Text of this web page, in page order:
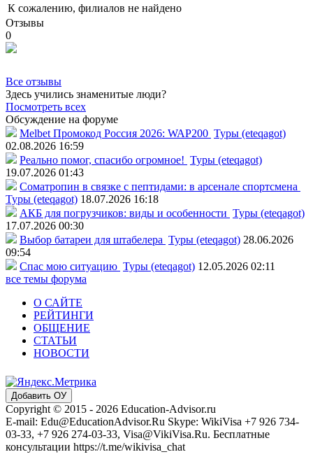
К сожалению, филиалов не найдено
Отзывы
0
Все отзывы
Здесь учились знаменитые люди?
Посмотреть всех
Обсуждение на форуме
Melbet Промокод Россия 2026: WAP200 Туры (eteqagot)
02.08.2026 16:59
Реально помог, спасибо огромное! Туры (eteqagot)
19.07.2026 01:43
Соматропин в связке с пептидами: в арсенале спортсмена
Туры (eteqagot) 18.07.2026 16:18
АКБ для погрузчиков: виды и особенности Туры (eteqagot)
17.07.2026 00:30
Выбор батареи для штабелера Туры (eteqagot) 28.06.2026
09:54
Спас мою ситуацию Туры (eteqagot) 12.05.2026 02:11
все темы форума
О САЙТЕ
РЕЙТИНГИ
ОБЩЕНИЕ
СТАТЬИ
НОВОСТИ
Добавить ОУ
Copyright © 2015 - 2026 Education-Advisor.ru
E-mail: Edu@EducationAdvisor.Ru Skype: WikiVisa +7 926 734-
03-33, +7 926 274-03-33, Visa@VikiVisa.Ru. Бесплатные
консультации https://t.me/wikivisa_chat